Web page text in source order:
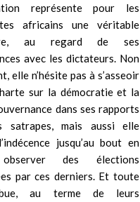
représente pour les
africains une véritable
au regard de ses
avec les dictateurs. Non
elle n’hésite pas à s’asseoir
sur la démocratie et la
dans ses rapports
satrapes, mais aussi elle
jusqu’au bout en
des élections
par ces derniers. Et toute
au terme de leurs